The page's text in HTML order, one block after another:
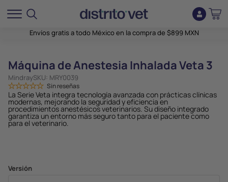
Envíos gratis a todo México en la compra de $899 MXN
Máquina de Anestesia Inhalada Veta 3
MindraySKU: MRY0039
Sin reseñas
La Serie Veta integra tecnología avanzada con prácticas clínicas
modernas, mejorando la seguridad y eficiencia en
procedimientos anestésicos veterinarios. Su diseño integrado
garantiza un entorno más seguro tanto para el paciente como
para el veterinario.
Versión